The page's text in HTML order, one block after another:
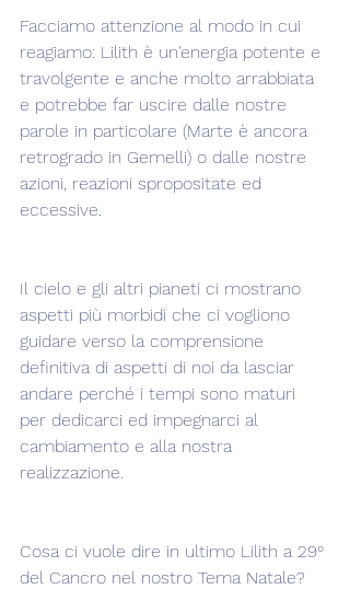
Facciamo attenzione al modo in cui
reagiamo: Lilith è un'energia potente e
travolgente e anche molto arrabbiata
e potrebbe far uscire dalle nostre
parole in particolare (Marte è ancora
retrogrado in Gemelli) o dalle nostre
azioni, reazioni spropositate ed
eccessive.
Il cielo e gli altri pianeti ci mostrano
aspetti più morbidi che ci vogliono
guidare verso la comprensione
definitiva di aspetti di noi da lasciar
andare perché i tempi sono maturi
per dedicarci ed impegnarci al
cambiamento e alla nostra
realizzazione.
Cosa ci vuole dire in ultimo Lilith a 29°
del Cancro nel nostro Tema Natale?